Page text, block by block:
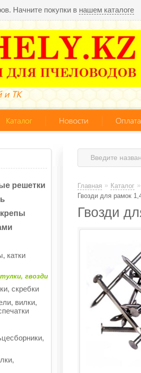
Начните покупки в нашем каталоге
и ТК
Каталог Новости
решетки
катки
гвозди
скребки
вилки,
Главная » Каталог »
Гвозди для рамок
Гвозди